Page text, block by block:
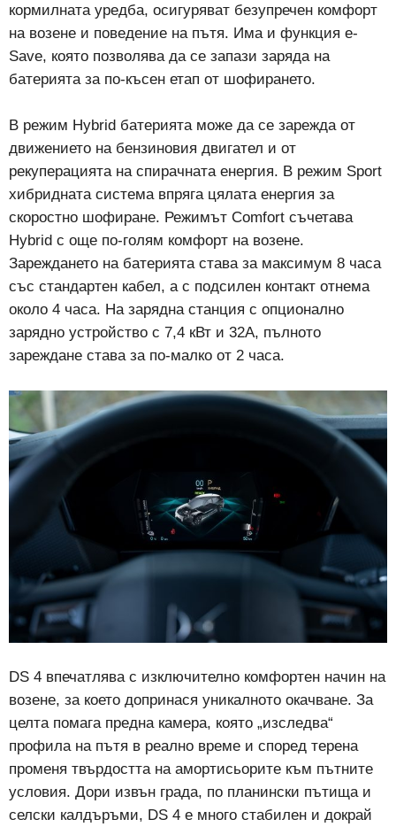
кормилната уредба, осигуряват безупречен комфорт
на возене и поведение на пътя. Има и функция e-
Save, която позволява да се запази заряда на
батерията за по-късен етап от шофирането.
В режим Hybrid батерията може да се зарежда от
движението на бензиновия двигател и от
рекуперацията на спирачната енергия. В режим Sport
хибридната система впряга цялата енергия за
скоростно шофиране. Режимът Comfort съчетава
Hybrid с още по-голям комфорт на возене.
Зареждането на батерията става за максимум 8 часа
със стандартен кабел, а с подсилен контакт отнема
около 4 часа. На зарядна станция с опционално
зарядно устройство с 7,4 кВт и 32A, пълното
зареждане става за по-малко от 2 часа.
DS 4 впечатлява с изключително комфортен начин на
возене, за което допринася уникалното окачване. За
целта помага предна камера, която „изследва“
профила на пътя в реално време и според терена
променя твърдостта на амортисьорите към пътните
условия. Дори извън града, по планински пътища и
селски калдъръми, DS 4 е много стабилен и докрай